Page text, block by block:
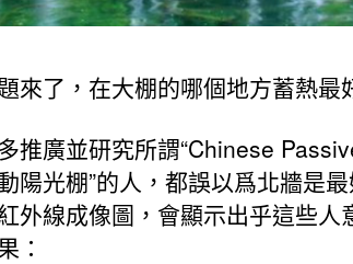
來了，在大棚的哪個地方蓄熱最
推廣並研究所謂“Chinese
陽光棚”的人，都誤以爲北牆是
外線成像圖，會顯示出乎這些人
：